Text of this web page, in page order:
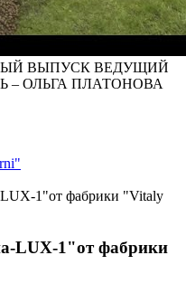
ВЫПУСК ВЕДУЩИЙ
– ОЛЬГА ПЛАТОНОВА
1"от фабрики "Vitaly
LUX-1"от фабрики